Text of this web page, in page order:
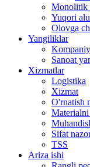
Monolitik
Yuqori
Olovga
Yangiliklar
Sanoat
Xizmatlar
Logistika
Xizmat
O'rnatish
Materialni
Sifat
TSS
Ariza ishi